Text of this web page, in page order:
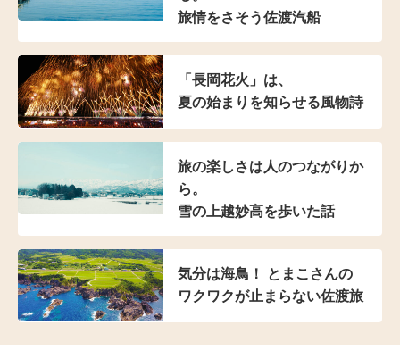
旅情をさそう佐渡汽船
「長岡花火」は、
夏の始まりを知らせる風物詩
旅の楽しさは人のつながりか
ら。
雪の上越妙高を歩いた話
気分は海鳥！ とまこさんの
ワクワクが止まらない佐渡旅